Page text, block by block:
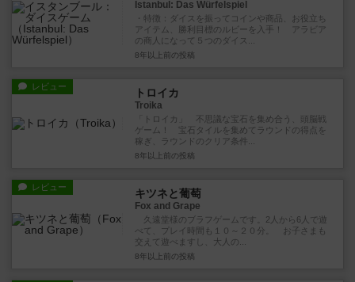
Istanbul: Das Würfelspiel
・特徴：ダイスを振ってコインや商品、お役立ち
アイテム、勝利目標のルビーを入手！ アラビア
の商人になって５つのダイス...
8年以上前 の投稿
レビュー トロイカ
Troika
「トロイカ」 不思議な宝石を集め合う、頭脳戦
ゲーム！ 宝石タイルを集めてラウンドの得点を
稼ぎ、ラウンドのクリア条件...
8年以上前 の投稿
レビュー キツネと葡萄
Fox and Grape
久遠堂様のブラフゲームです。2人から6人で遊
べて、プレイ時間も１０～２０分。 お子さまも
交えて遊べますし、大人の...
8年以上前 の投稿